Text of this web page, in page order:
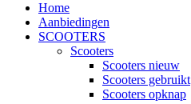
Home
Aanbiedingen
SCOOTERS
Scooters
Scooters nieuw
Scooters gebruikt
Scooters opknap